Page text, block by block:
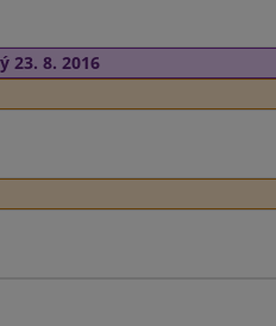
23. 8. 2016